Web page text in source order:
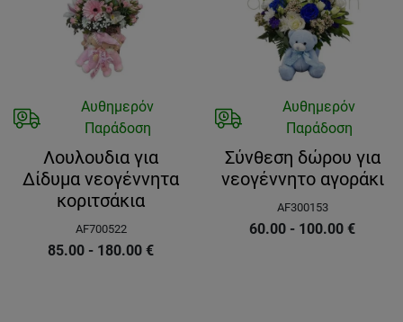
Αυθημερόν
Παράδοση
Λουλουδια για
Δίδυμα νεογέννητα
κοριτσάκια
AF700522
85.00 - 180.00 €
Αυθημερόν
Παράδοση
Σύνθεση δώρου για
νεογέννητο αγοράκι
AF300153
60.00 - 100.00 €